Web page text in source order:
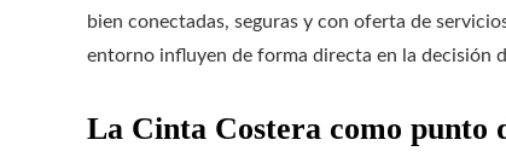
bien conectadas, seguras y con oferta de
entorno influyen de forma directa en la decisión
La Cinta Costera como punto